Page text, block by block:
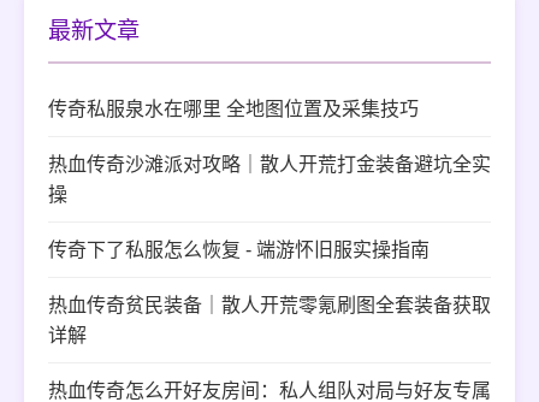
最新文章
传奇私服泉水在哪里 全地图位置及采集技巧
热血传奇沙滩派对攻略｜散人开荒打金装备避坑全实
操
传奇下了私服怎么恢复 - 端游怀旧服实操指南
热血传奇贫民装备｜散人开荒零氪刷图全套装备获取
详解
热血传奇怎么开好友房间：私人组队对局与好友专属